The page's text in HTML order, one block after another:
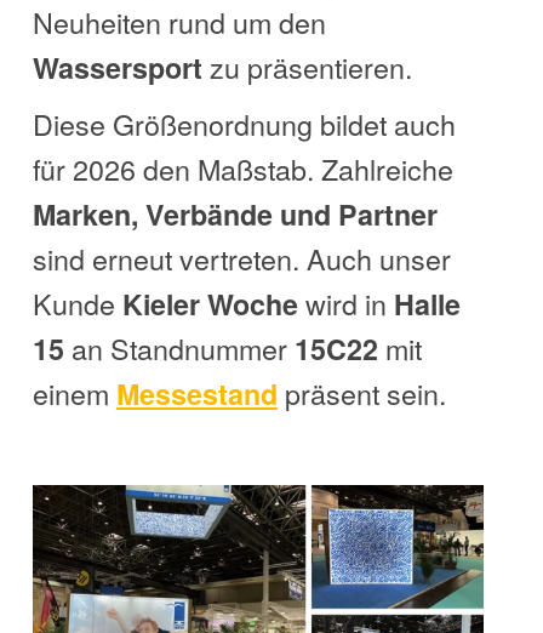
Neuheiten rund um den
Wassersport zu präsentieren.
Diese Größenordnung bildet auch
für 2026 den Maßstab. Zahlreiche
Marken, Verbände und Partner
sind erneut vertreten. Auch unser
Kunde Kieler Wochewird in Halle
15 an Standnummer 15C22 mit
einem Messestand präsent sein.